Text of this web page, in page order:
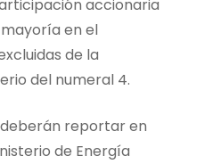
accionaria
en el
de la
del numeral 4.
reportar en
de Energía